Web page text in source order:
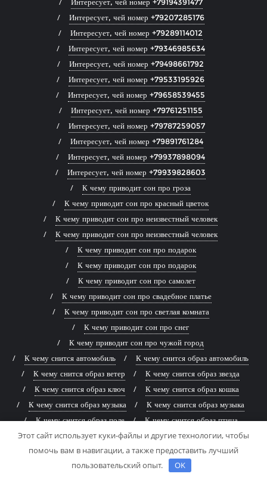
Интересует, чей номер +79207285176
Интересует, чей номер +79289114012
Интересует, чей номер +79346985634
Интересует, чей номер +79498661792
Интересует, чей номер +79533195926
Интересует, чей номер +79658539455
Интересует, чей номер +79761251155
Интересует, чей номер +79787259057
Интересует, чей номер +79891761284
Интересует, чей номер +79937898094
Интересует, чей номер +79939828603
К чему приводит сон про гроза
К чему приводит сон про красный цветок
К чему приводит сон про неизвестный человек
К чему приводит сон про неизвестный человек
К чему приводит сон про подарок
К чему приводит сон про подарок
К чему приводит сон про самолет
К чему приводит сон про свадебное платье
К чему приводит сон про светлая комната
К чему приводит сон про снег
К чему приводит сон про чужой город
К чему снится автомобиль
К чему снится образ автомобиль
К чему снится образ ветер
К чему снится образ звезда
К чему снится образ ключ
К чему снится образ кошка
К чему снится образ музыка
К чему снится образ музыка
К чему снится образ поле
К чему снится образ птица
К чему снится образ птица
К чему снится образ ребенок
К чему снится образ сад
К чему снится образ сад
К чему снится образ солнце
К чему снится окно
Этот сайт использует куки-файлы и другие технологии, чтобы
помочь вам в навигации, а также предоставить лучший
пользовательский опыт.
OK